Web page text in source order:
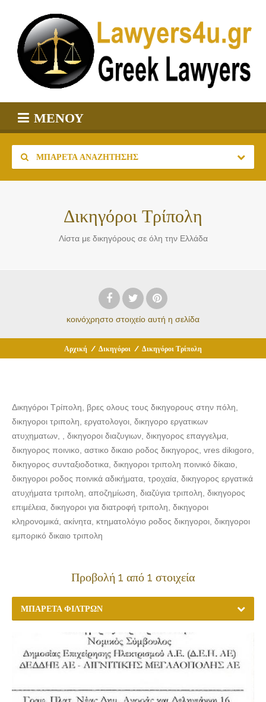
ΜΕΝΟΎ
ΜΠΑΡΈΤΑ ΑΝΑΖΉΤΗΣΗΣ
Δικηγόροι Τρίπολη
Λίστα με δικηγόρους σε όλη την Ελλάδα
κοινόχρηστο στοιχείο αυτή η σελίδα
Αρχική / Δικηγόροι / Δικηγόροι Τρίπολη
Δικηγόροι Τρίπολη, βρες ολους τους δικηγορους στην πόλη,
δικηγοροι τριπολη, εργατολογοι, δικηγορο εργατικων
ατυχηματων, , δικηγοροι διαζυγιων, δικηγορος επαγγελμα,
δικηγορος ποινικο, αστικο δικαιο ροδος δικηγορος, vres dikιgoro,
δικηγορος συνταξιοδοτικα, δικηγοροι τριπολη ποινικό δίκαιο,
δικηγοροι ροδος ποινικά αδικήματα, τροχαία, δικηγορος εργατικά
ατυχήματα τριπολη, αποζημίωση, διαζύγια τριπολη, δικηγορος
επιμέλεια, δικηγοροι για διατροφή τριπολη, δικηγοροι
κληρονομικά, ακίνητα, κτηματολόγιο ροδος δικηγοροι, δικηγοροι
εμπορικό δικαιο τριπολη
Προβολή 1 από 1 στοιχεία
ΜΠΑΡΈΤΑ ΦΊΛΤΡΩΝ